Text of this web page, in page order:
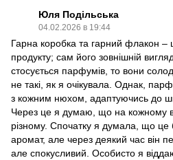
Юля Подільська
04.02.2026 в 19:44
Гарна коробка та гарний флакон
продукту; сам його зовнішній
стосується парфумів, то вони
не такі, як я очікувала. Однак,
з кожним нюхом, адаптуючись до
Через це я думаю, що на кожному
різному. Спочатку я думала, що це
аромат, але через деякий час він
але спокусливий. Особисто я